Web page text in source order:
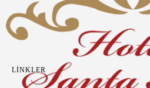
LİNKLER